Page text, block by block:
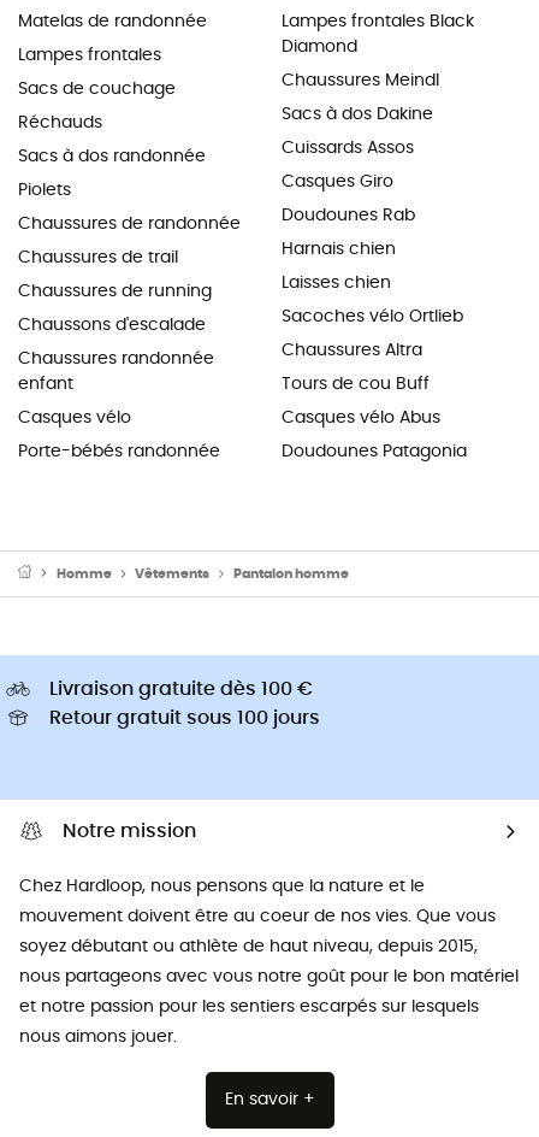
Matelas de randonnée
Lampes frontales
Sacs de couchage
Réchauds
Sacs à dos randonnée
Piolets
Chaussures de randonnée
Chaussures de trail
Chaussures de running
Chaussons d'escalade
Chaussures randonnée
enfant
Casques vélo
Porte-bébés randonnée
Lampes frontales Black
Diamond
Chaussures Meindl
Sacs à dos Dakine
Cuissards Assos
Casques Giro
Doudounes Rab
Harnais chien
Laisses chien
Sacoches vélo Ortlieb
Chaussures Altra
Tours de cou Buff
Casques vélo Abus
Doudounes Patagonia
Homme Vêtements Pantalon homme
Livraison gratuite dès 100 €
Retour gratuit sous 100 jours
Notre mission
Chez Hardloop, nous pensons que la nature et le
mouvement doivent être au coeur de nos vies. Que vous
soyez débutant ou athlète de haut niveau, depuis 2015,
nous partageons avec vous notre goût pour le bon matériel
et notre passion pour les sentiers escarpés sur lesquels
nous aimons jouer.
En savoir +